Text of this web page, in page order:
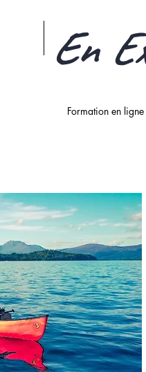
En
Formation en ligne